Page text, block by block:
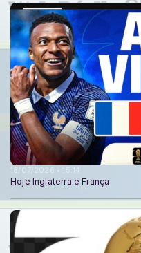
18/07/2026 • 15:14
Hoje Inglaterra e França